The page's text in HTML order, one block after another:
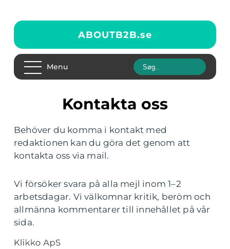
ABOUTB2B.se
Menu
Kontakta oss
Behöver du komma i kontakt med
redaktionen kan du göra det genom att
kontakta oss via mail.
Vi försöker svara på alla mejl inom 1–2
arbetsdagar. Vi välkomnar kritik, beröm och
allmänna kommentarer till innehållet på vår
sida.